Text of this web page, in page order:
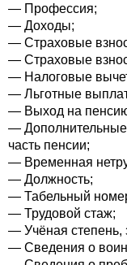
— Профессия;
— Доходы;
— Страховые
— Страховые
— Налоговые
— Льготные
— Выход на
— Дополнительные
часть пенсии;
— Временная
— Должность;
— Табельный
— Трудовой стаж;
— Учёная степень,
— Сведения о